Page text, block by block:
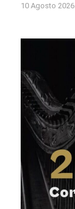
10 Agosto 2026